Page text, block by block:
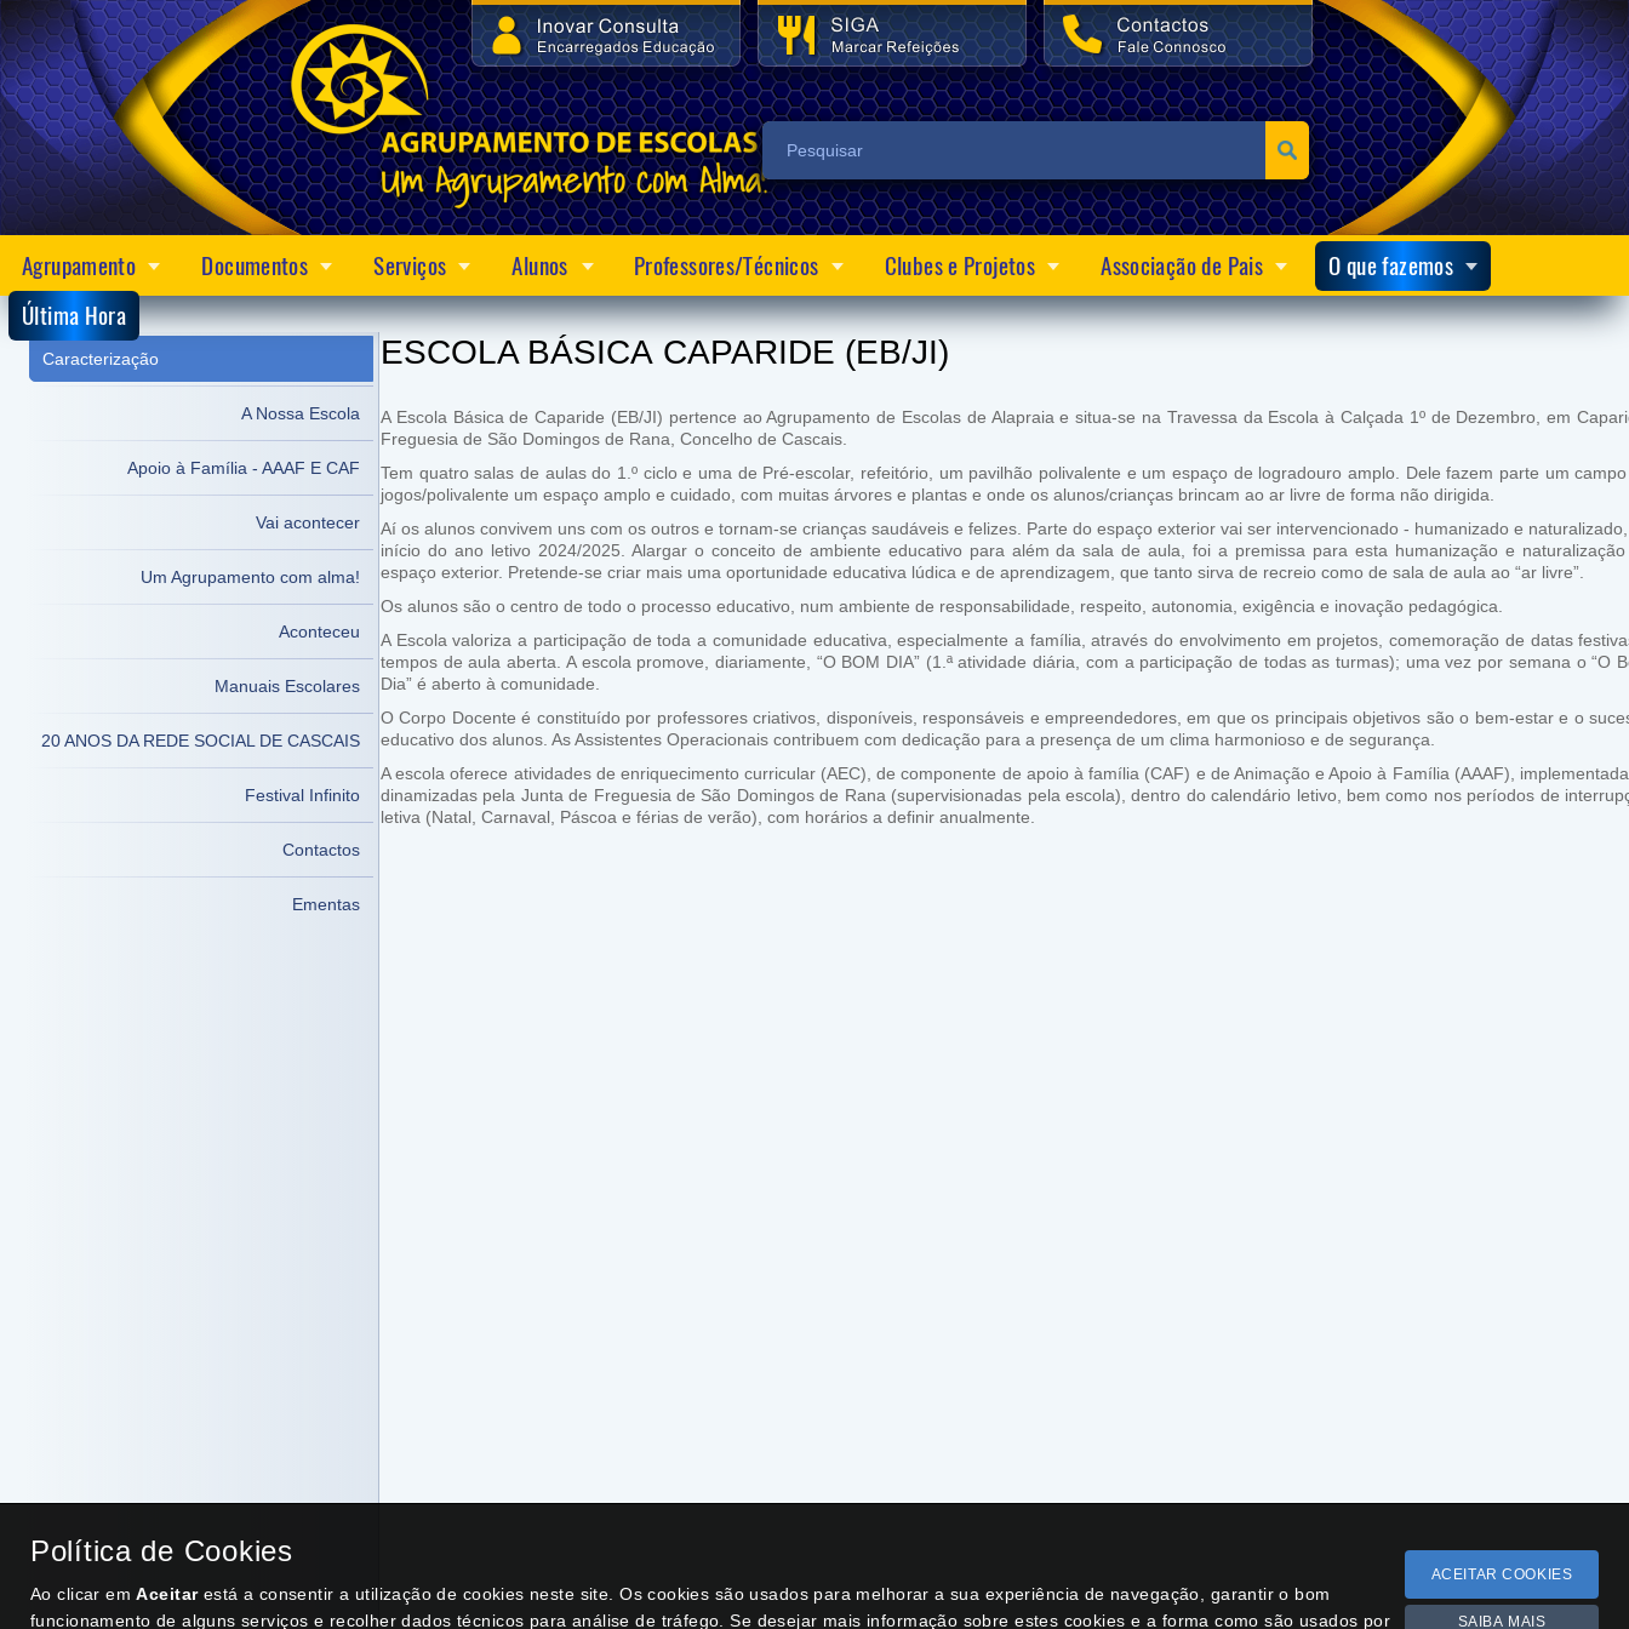
Agrupamento Documentos Serviços Alunos Professores/Técnicos Clubes e Projetos Associação de Pais
O que fazemos
Última Hora
Caracterização
A Nossa Escola
Apoio à Família - AAAF E CAF
Vai acontecer
Um Agrupamento com alma!
Aconteceu
Manuais Escolares
20 ANOS DA REDE SOCIAL DE CASCAIS
Festival Infinito
Contactos
Ementas
ESCOLA BÁSICA CAPARIDE (EB/JI)
A Escola Básica de Caparide (EB/JI) pertence ao Agrupamento de Escolas de Alapraia e situa-se na Travessa da Escola à Calçada 1º de Dezembro, em
Freguesia de São Domingos de Rana, Concelho de Cascais.
Tem quatro salas de aulas do 1.º ciclo e uma de Pré-escolar, refeitório, um pavilhão polivalente e um espaço de logradouro amplo. Dele fazem parte um
jogos/polivalente um espaço amplo e cuidado, com muitas árvores e plantas e onde os alunos/crianças brincam ao ar livre de forma não dirigida.
Aí os alunos convivem uns com os outros e tornam-se crianças saudáveis e felizes. Parte do espaço exterior vai ser intervencionado - humanizado e
início do ano letivo 2024/2025. Alargar o conceito de ambiente educativo para além da sala de aula, foi a premissa para esta humanização e
espaço exterior. Pretende-se criar mais uma oportunidade educativa lúdica e de aprendizagem, que tanto sirva de recreio como de sala de aula ao “ar livre”.
Os alunos são o centro de todo o processo educativo, num ambiente de responsabilidade, respeito, autonomia, exigência e inovação pedagógica.
A Escola valoriza a participação de toda a comunidade educativa, especialmente a família, através do envolvimento em projetos, comemoração de datas
tempos de aula aberta. A escola promove, diariamente, “O BOM DIA” (1.ª atividade diária, com a participação de todas as turmas); uma vez por semana o “O
Dia” é aberto à comunidade.
O Corpo Docente é constituído por professores criativos, disponíveis, responsáveis e empreendedores, em que os principais objetivos são o bem-estar e o
educativo dos alunos. As Assistentes Operacionais contribuem com dedicação para a presença de um clima harmonioso e de segurança.
A escola oferece atividades de enriquecimento curricular (AEC), de componente de apoio à família (CAF) e de Animação e Apoio à Família (AAAF),
dinamizadas pela Junta de Freguesia de São Domingos de Rana (supervisionadas pela escola), dentro do calendário letivo, bem como nos períodos de
letiva (Natal, Carnaval, Páscoa e férias de verão), com horários a definir anualmente.
Política de Cookies
Ao clicar emAceitarestá a consentir a utilização de cookies neste site. Os cookies são usados para melhorar a sua experiência de navegação, garantir o bom
funcionamento de alguns serviços e recolher dados técnicos para análise de tráfego. Se desejar mais informação sobre estes cookies e a forma como são usados por
ACEITAR COOKIES
SAIBA MAIS